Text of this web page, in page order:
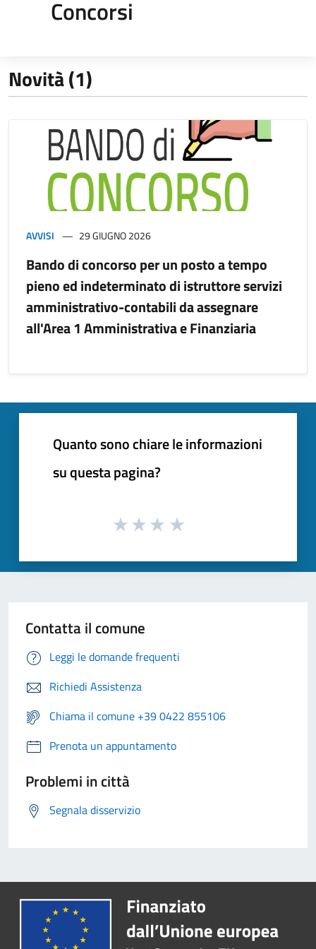
Concorsi
Novità (1)
AVVISI 29 GIUGNO 2026
Bando di concorso per un posto a tempo
pieno ed indeterminato di istruttore servizi
amministrativo-contabili da assegnare
all'Area 1 Amministrativa e Finanziaria
Quanto sono chiare le informazioni
su questa pagina?
Contatta il comune
Leggi le domande frequenti
Richiedi Assistenza
Chiama il comune +39 0422 855106
Prenota un appuntamento
Problemi in città
Segnala disservizio